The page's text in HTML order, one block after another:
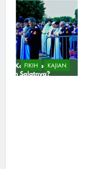
FIKIH KAJIAN